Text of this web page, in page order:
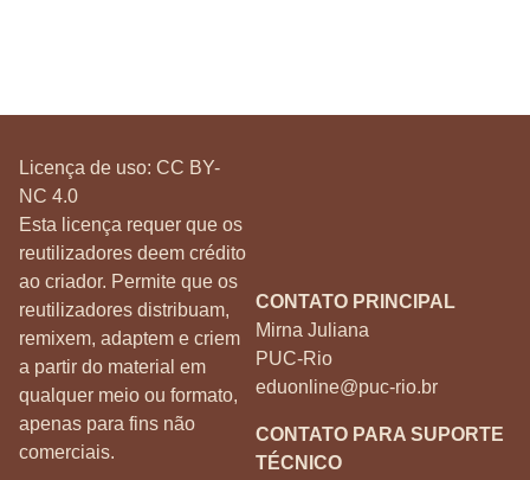
Licença de uso: CC BY-
NC 4.0
Esta licença requer que os
reutilizadores deem crédito
ao criador. Permite que os
reutilizadores distribuam,
remixem, adaptem e criem
a partir do material em
qualquer meio ou formato,
apenas para fins não
comerciais.
CONTATO PRINCIPAL
Mirna Juliana
PUC-Rio
eduonline@puc-rio.br
CONTATO PARA SUPORTE
TÉCNICO